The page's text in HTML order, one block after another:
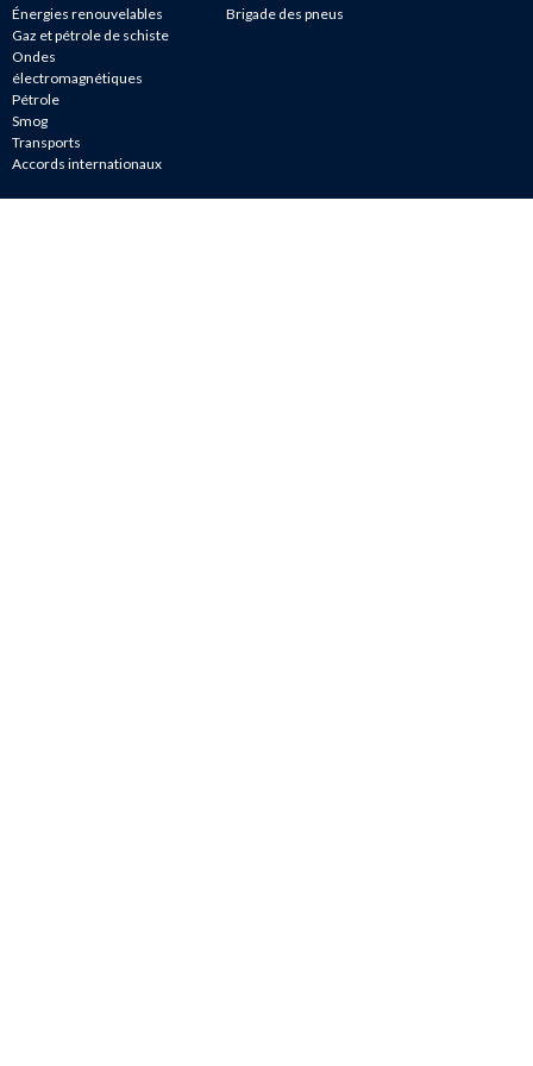
Énergies renouvelables
Gaz et pétrole de schiste
Ondes
électromagnétiques
Pétrole
Smog
Transports
Accords internationaux
Brigade des pneus